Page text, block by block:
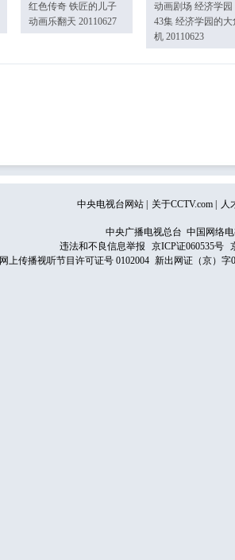
红色传奇 铁匠的儿子
动画乐翻天 20110627
动画剧场 经济学园
43集 经济学园的大
机 20110623
中央电视台网站 关于CCTV.com 人
中央广播电视总台 中国网络
违法和不良信息举报
京ICP证060535号
网上传播视听节目许可证号 0102004 新出网证（京）